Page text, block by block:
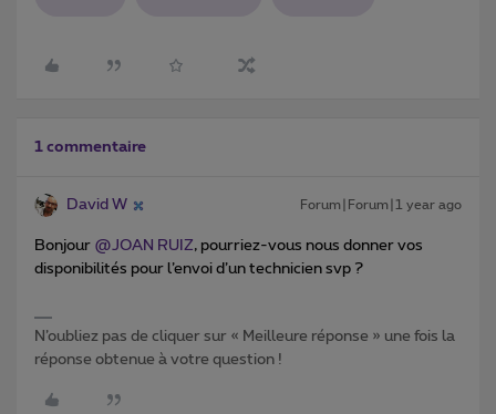
1 commentaire
David W Forum|Forum|1 year ago
Bonjour @JOAN RUIZ, pourriez-vous nous donner vos
disponibilités pour l’envoi d’un technicien svp ?
N’oubliez pas de cliquer sur « Meilleure réponse » une fois la
réponse obtenue à votre question !